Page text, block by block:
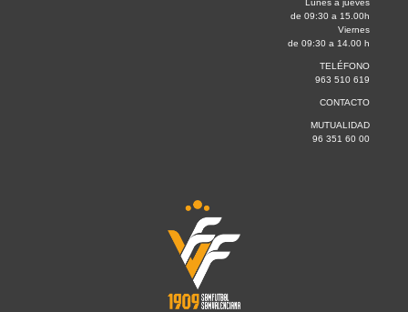
de 09:30 a 15.00h
Viernes
de 09:30 a 14.00 h
TELÉFONO
963 510 619
CONTACTO
MUTUALIDAD
96 351 60 00